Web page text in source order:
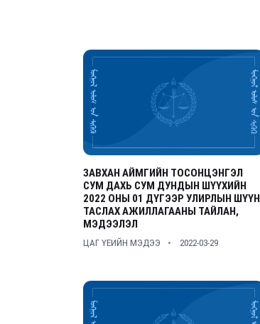
ЗАВХАН АЙМГИЙН ТОСОНЦЭНГЭЛ
СУМ ДАХЬ СУМ ДУНДЫН ШҮҮХИЙН
2022 ОНЫ 01 ДҮГЭЭР УЛИРЛЫН ШҮҮН
ТАСЛАХ АЖИЛЛАГААНЫ ТАЙЛАН,
МЭДЭЭЛЭЛ
ЦАГ ҮЕИЙН МЭДЭЭ 2022-03-29